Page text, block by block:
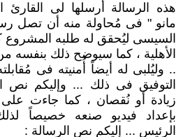
هذه الرسالة أرسلها لى القارئ
مانو " فى مُحاولة منه أن تصل
السيسى ليُحقق له طلبه
الأهلية ، كما سيوضح ذلك بنفسه
.. وليُلبى له أيضاً أُمنيته فى
التوفيق فى ذلك ... وإليكم نص
زيادة أو نُقصان ، كما جاءت
بإعداد فيديو صنعه خصيصاً
الرئيس ... إليكم نص الرسالة :